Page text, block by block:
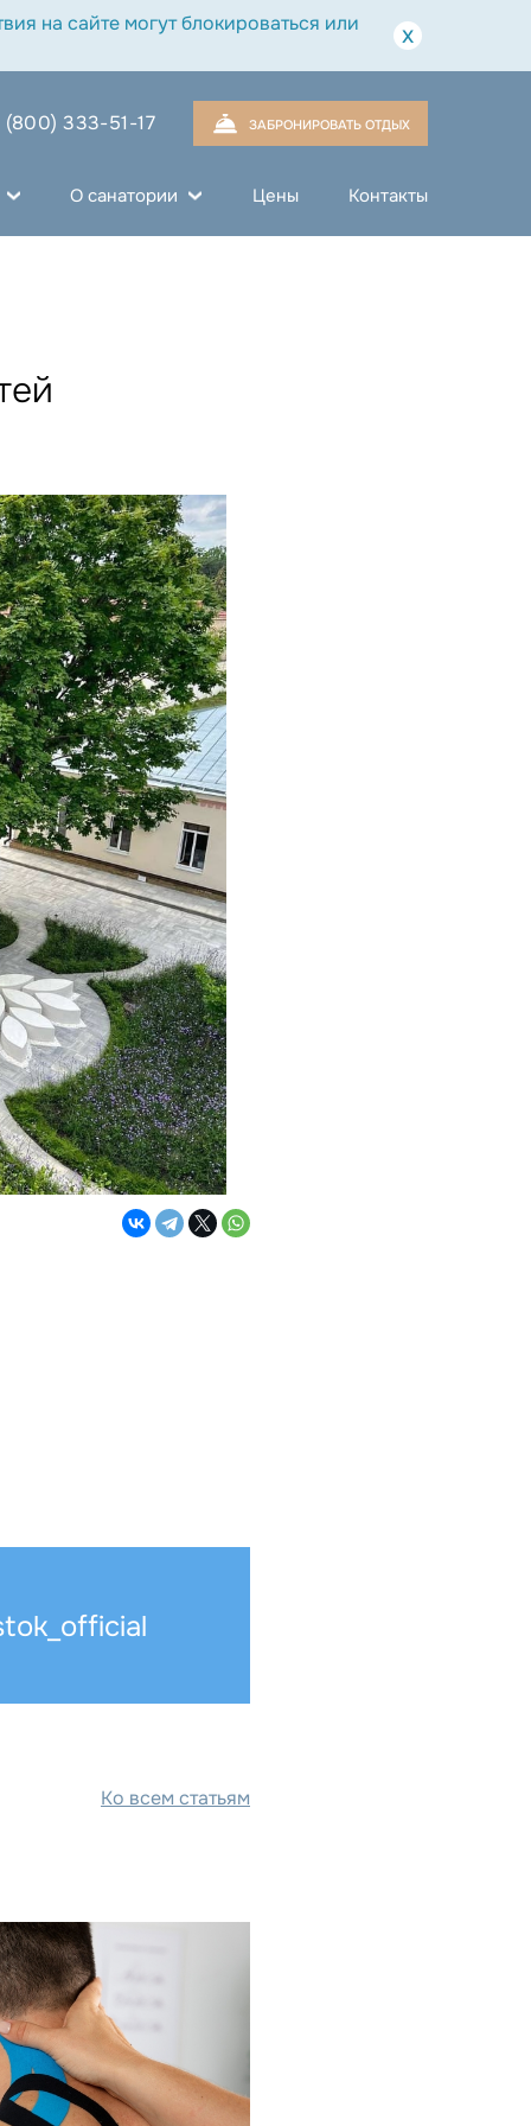
на сайте могут блокироваться или
x
(800) 333-51-17 ЗАБРОНИРОВАТЬ ОТДЫХ
О санатории Цены Контакты
Ко всем статьям